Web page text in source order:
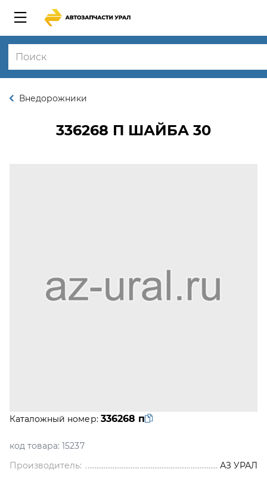
Внедорожники
336268 П ШАЙБА 30
Каталожный номер: 336268 п
код товара: 15237
Производитель:
АЗ УРАЛ